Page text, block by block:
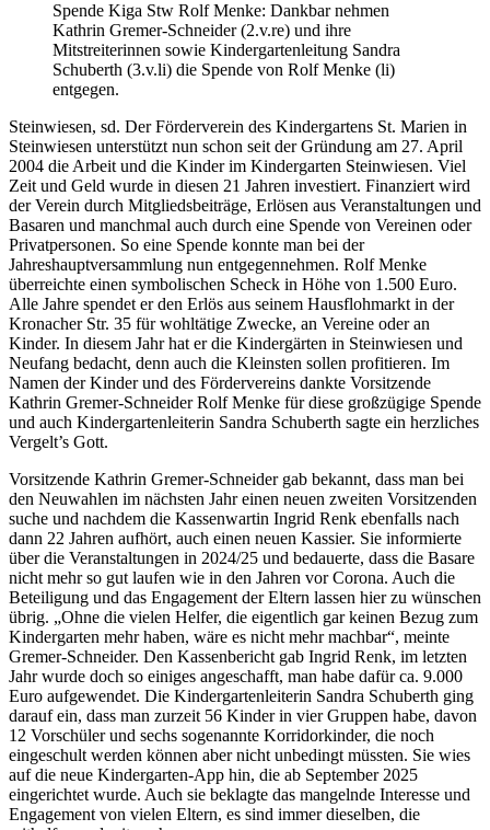
Spende Kiga Stw Rolf Menke: Dankbar nehmen
Kathrin Gremer-Schneider (2.v.re) und ihre
Mitstreiterinnen sowie Kindergartenleitung Sandra
Schuberth (3.v.li) die Spende von Rolf Menke (li)
entgegen.
Steinwiesen, sd. Der Förderverein des Kindergartens St. Marien in
Steinwiesen unterstützt nun schon seit der Gründung am 27. April
2004 die Arbeit und die Kinder im Kindergarten Steinwiesen. Viel
Zeit und Geld wurde in diesen 21 Jahren investiert. Finanziert wird
der Verein durch Mitgliedsbeiträge, Erlösen aus Veranstaltungen und
Basaren und manchmal auch durch eine Spende von Vereinen oder
Privatpersonen. So eine Spende konnte man bei der
Jahreshauptversammlung nun entgegennehmen. Rolf Menke
überreichte einen symbolischen Scheck in Höhe von 1.500 Euro.
Alle Jahre spendet er den Erlös aus seinem Hausflohmarkt in der
Kronacher Str. 35 für wohltätige Zwecke, an Vereine oder an
Kinder. In diesem Jahr hat er die Kindergärten in Steinwiesen und
Neufang bedacht, denn auch die Kleinsten sollen profitieren. Im
Namen der Kinder und des Fördervereins dankte Vorsitzende
Kathrin Gremer-Schneider Rolf Menke für diese großzügige Spende
und auch Kindergartenleiterin Sandra Schuberth sagte ein herzliches
Vergelt’s Gott.
Vorsitzende Kathrin Gremer-Schneider gab bekannt, dass man bei
den Neuwahlen im nächsten Jahr einen neuen zweiten Vorsitzenden
suche und nachdem die Kassenwartin Ingrid Renk ebenfalls nach
dann 22 Jahren aufhört, auch einen neuen Kassier. Sie informierte
über die Veranstaltungen in 2024/25 und bedauerte, dass die Basare
nicht mehr so gut laufen wie in den Jahren vor Corona. Auch die
Beteiligung und das Engagement der Eltern lassen hier zu wünschen
übrig. „Ohne die vielen Helfer, die eigentlich gar keinen Bezug zum
Kindergarten mehr haben, wäre es nicht mehr machbar“, meinte
Gremer-Schneider. Den Kassenbericht gab Ingrid Renk, im letzten
Jahr wurde doch so einiges angeschafft, man habe dafür ca. 9.000
Euro aufgewendet. Die Kindergartenleiterin Sandra Schuberth ging
darauf ein, dass man zurzeit 56 Kinder in vier Gruppen habe, davon
12 Vorschüler und sechs sogenannte Korridorkinder, die noch
eingeschult werden können aber nicht unbedingt müssten. Sie wies
auf die neue Kindergarten-App hin, die ab September 2025
eingerichtet wurde. Auch sie beklagte das mangelnde Interesse und
Engagement von vielen Eltern, es sind immer dieselben, die